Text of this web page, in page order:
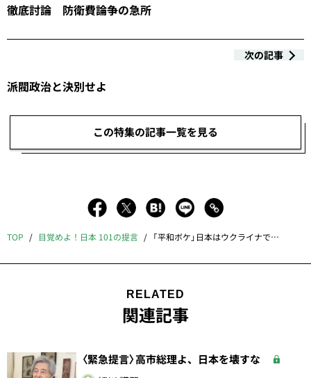
徹底討論 防衛費論争の急所
次の記事
派閥政治と決別せよ
この特集の記事一覧を見る
TOP 目覚めよ！日本 101の提言 「平和ボケ」日本はウクライナで目覚めよ
RELATED
関連記事
〈緊急提言〉高市総理よ、日本を壊すな